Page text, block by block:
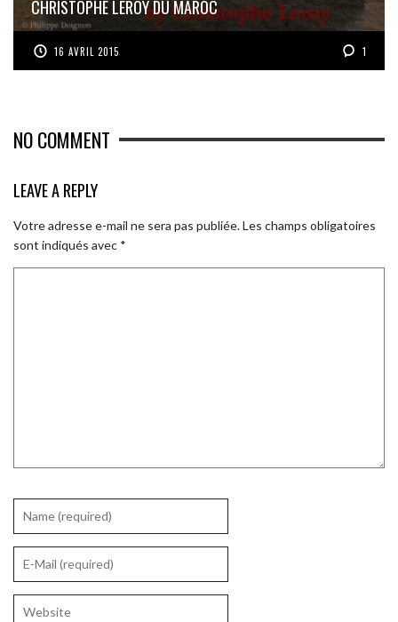
CHRISTOPHE LEROY DU MAROC
16 AVRIL 2015 1
NO COMMENT
LEAVE A REPLY
Votre adresse e-mail ne sera pas publiée.Les champs obligatoires
sont indiqués avec *